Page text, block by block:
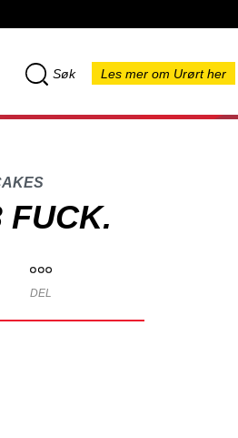
Søk Les mer om Urørt her
FUCK.
DEL